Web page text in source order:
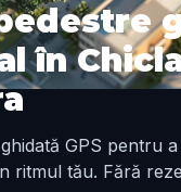
în
GPS pentru
ritmul tău. Fără